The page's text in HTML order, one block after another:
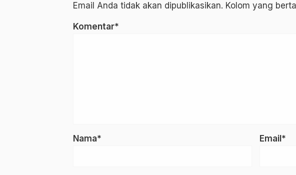
Email Anda tidak akan dipublikasikan. Kolom yang
Komentar*
Nama* Email*